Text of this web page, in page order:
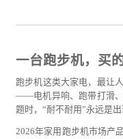
一台跑步机，买
跑步机这类大家电，最让
——电机异响、跑带打滑、
题时，“耐不耐用”永远是
2026年家用跑步机市场产